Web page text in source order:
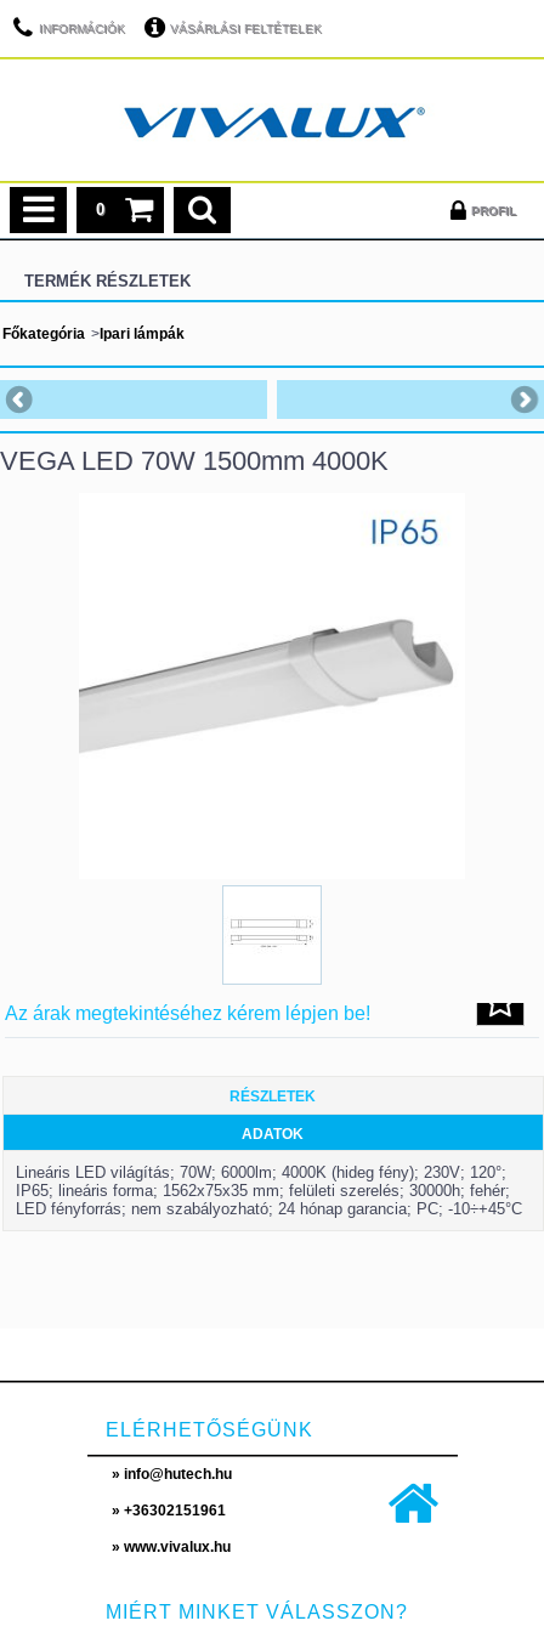
INFORMÁCIÓK VÁSÁRLÁSI FELTÉTELEK
0 PROFIL
TERMÉK RÉSZLETEK
Főkategória > Ipari lámpák
VEGA LED 70W 1500mm 4000K
Az árak megtekintéséhez kérem lépjen be!
RÉSZLETEK
ADATOK
Lineáris LED világítás; 70W; 6000lm; 4000K (hideg fény); 230V; 120°;
IP65; lineáris forma; 1562x75x35 mm; felületi szerelés; 30000h; fehér;
LED fényforrás; nem szabályozható; 24 hónap garancia; PC; -10÷+45°C
ELÉRHETŐSÉGÜNK
» info@hutech.hu
» +36302151961
» www.vivalux.hu
MIÉRT MINKET VÁLASSZON?